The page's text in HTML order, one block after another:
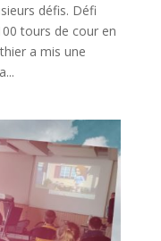
défis. Défi
tours de cour en
a mis une